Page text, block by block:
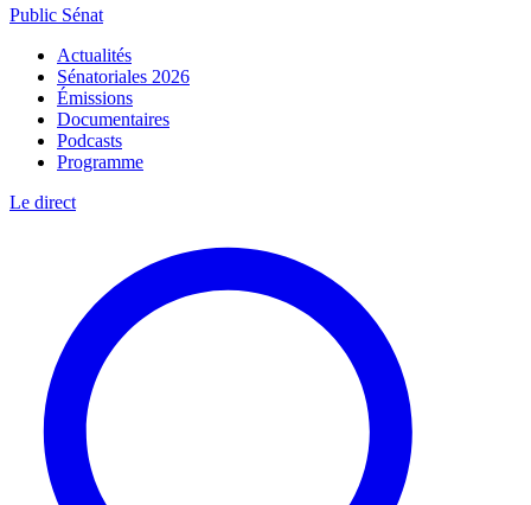
Public Sénat
Actualités
Sénatoriales 2026
Émissions
Documentaires
Podcasts
Programme
Le direct